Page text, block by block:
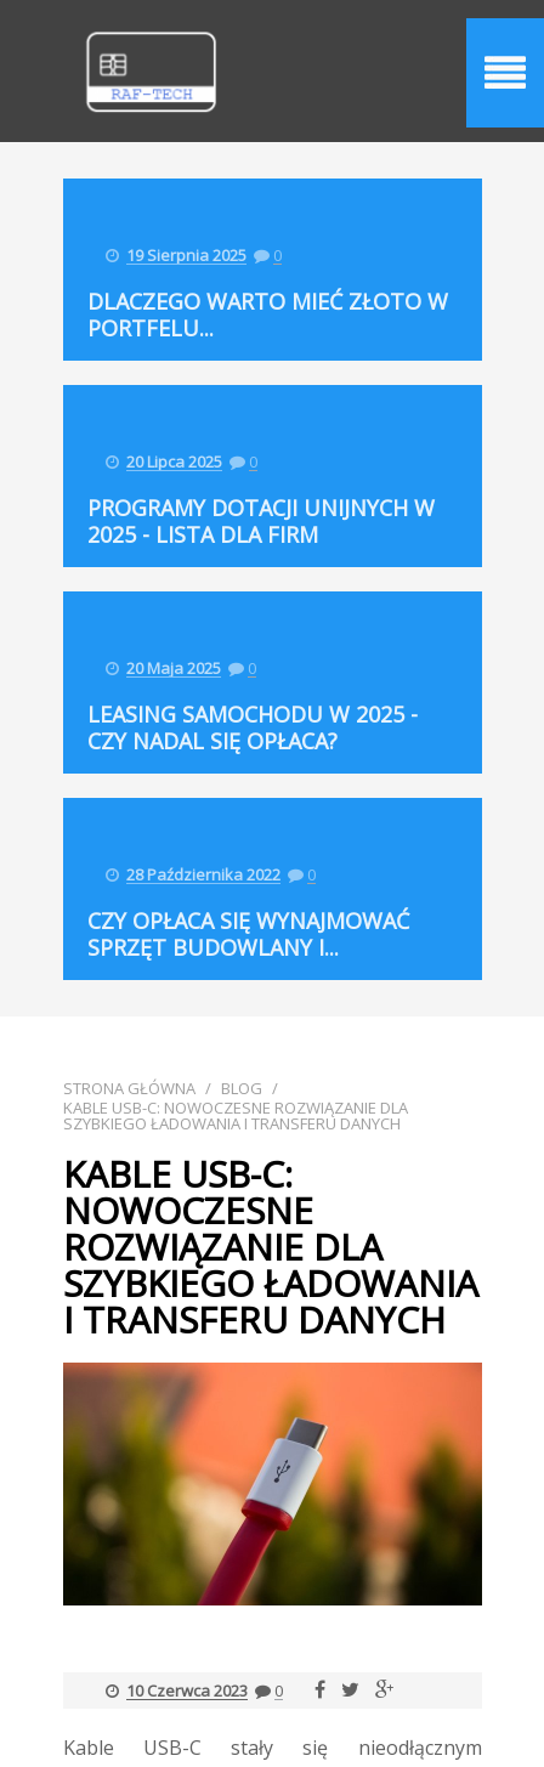
19 Sierpnia 2025 0
DLACZEGO WARTO MIEĆ ZŁOTO W
PORTFELU...
20 Lipca 2025 0
PROGRAMY DOTACJI UNIJNYCH W
2025 - LISTA DLA FIRM
20 Maja 2025 0
LEASING SAMOCHODU W 2025 -
CZY NADAL SIĘ OPŁACA?
28 Października 2022 0
CZY OPŁACA SIĘ WYNAJMOWAĆ
SPRZĘT BUDOWLANY I...
STRONA GŁÓWNA / BLOG /
KABLE USB-C: NOWOCZESNE ROZWIĄZANIE DLA
SZYBKIEGO ŁADOWANIA I TRANSFERU DANYCH
KABLE USB-C:
NOWOCZESNE
ROZWIĄZANIE DLA
SZYBKIEGO ŁADOWANIA
I TRANSFERU DANYCH
10 Czerwca 2023 0
Kable USB-C stały się nieodłącznym